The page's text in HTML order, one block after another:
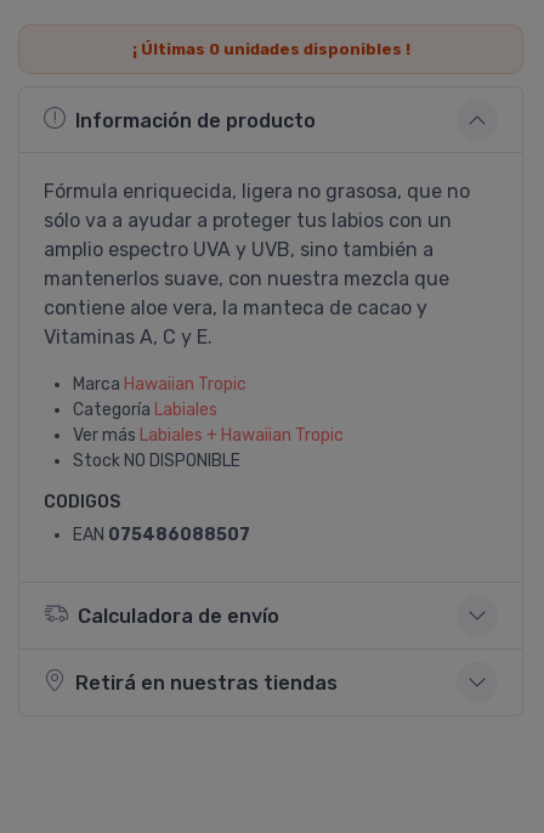
¡ Últimas 0unidades disponibles !
Información de producto
Fórmula enriquecida, ligera no grasosa, que no
sólo va a ayudar a proteger tus labios con un
amplio espectro UVA y UVB, sino también a
mantenerlos suave, con nuestra mezcla que
contiene aloe vera, la manteca de cacao y
Vitaminas A, C y E.
Marca Hawaiian Tropic
Categoría Labiales
Ver más Labiales + Hawaiian Tropic
Stock NO DISPONIBLE
CODIGOS
EAN 075486088507
Calculadora de envío
Retirá en nuestras tiendas